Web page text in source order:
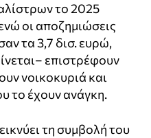
το 2025
οι αποζημιώσεις
τα 3,7 δισ. ευρώ,
επιστρέφουν
νοικοκυριά και
το έχουν ανάγκη.
τη συμβολή του